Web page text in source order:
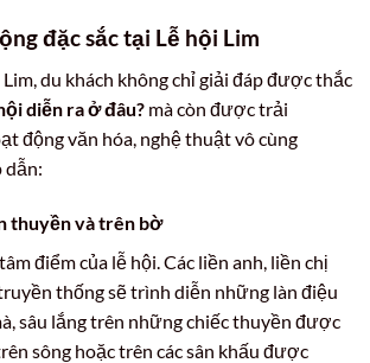
đặc sắc tại Lễ hội Lim
du khách không chỉ giải đáp được thắc
diễn ra ở đâu? mà còn được trải
động văn hóa, nghệ thuật vô cùng
dẫn:
thuyền và trên bờ
điểm của lễ hội. Các liền anh, liền chị
thống sẽ trình diễn những làn điệu
sâu lắng trên những chiếc thuyền được
sông hoặc trên các sân khấu được